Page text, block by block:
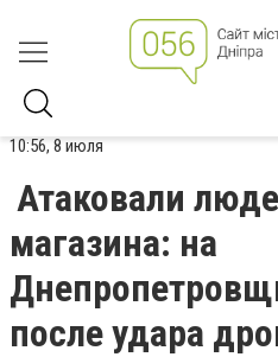
10:56, 8 июля
Атаковали
магазина: на
после удара